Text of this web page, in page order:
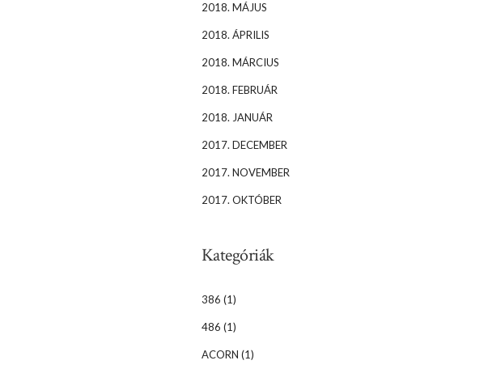
2018. MÁJUS
2018. ÁPRILIS
2018. MÁRCIUS
2018. FEBRUÁR
2018. JANUÁR
2017. DECEMBER
2017. NOVEMBER
2017. OKTÓBER
Kategóriák
386 (1)
486 (1)
ACORN (1)